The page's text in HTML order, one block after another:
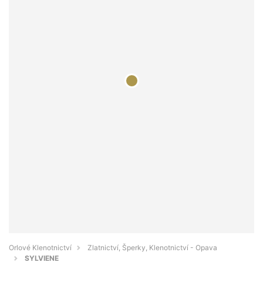
Orlové Klenotnictví
Zlatnictví, Šperky, Klenotnictví - Opava
SYLVIENE